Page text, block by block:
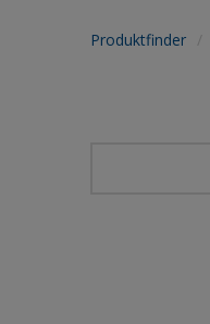
Produktfinder